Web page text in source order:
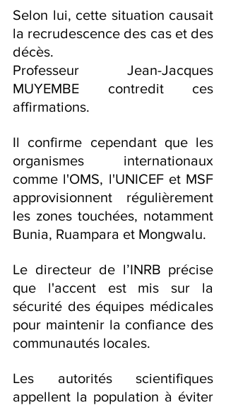
Selon lui, cette situation causait
la recrudescence des cas et des
décès.
Professeur Jean-Jacques
MUYEMBE contredit ces
affirmations.
Il confirme cependant que les
organismes internationaux
comme l'OMS, l'UNICEF et MSF
approvisionnent régulièrement
les zones touchées, notamment
Bunia, Ruampara et Mongwalu.
Le directeur de l’INRB précise
que l'accent est mis sur la
sécurité des équipes médicales
pour maintenir la confiance des
communautés locales.
Les autorités scientifiques
appellent la population à éviter